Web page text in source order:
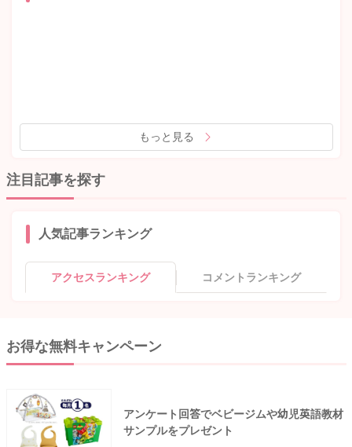
もっと見る
注目記事を探す
人気記事ランキング
アクセスランキング コメントランキング
お得な無料キャンペーン
アンケート回答でベビージムや幼児英語教材
サンプルをプレゼント